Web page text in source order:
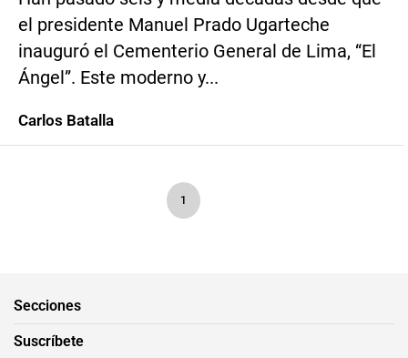
el presidente Manuel Prado Ugarteche
inauguró el Cementerio General de Lima, “El
Ángel”. Este moderno y...
Carlos Batalla
1
Secciones
Suscríbete